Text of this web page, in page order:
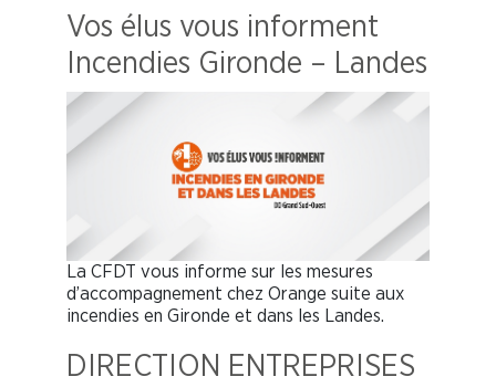
Vos élus vous informent
Incendies Gironde – Landes
La CFDT vous informe sur les mesures
d’accompagnement chez Orange suite aux
incendies en Gironde et dans les Landes.
DIRECTION ENTREPRISES